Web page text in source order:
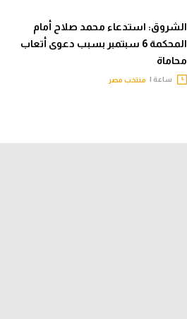
الشروق: استدعاء محمد صلاح أمام
المحكمة 6 سبتمبر بسبب دعوى أتعاب
محاماة
ساعة | منتخب مصر